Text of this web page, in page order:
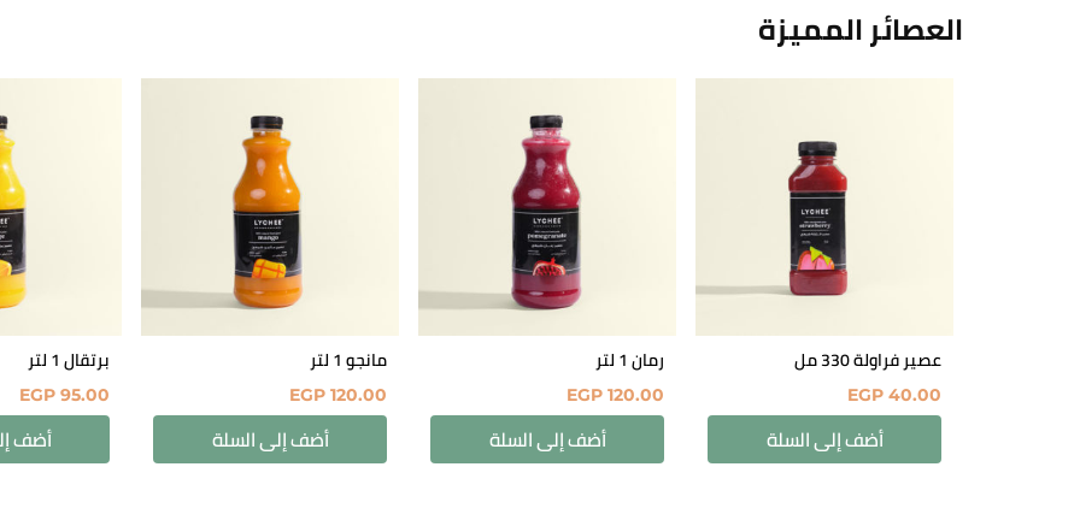
العصائر المميزة
عصير فراولة 330 مل
EGP 40.00
أضف إلى السلة
رمان 1 لتر
EGP 120.00
أضف إلى السلة
مانجو 1 لتر
EGP 120.00
أضف إلى السلة
برتقال 1 لتر
EGP 95.00
أضف